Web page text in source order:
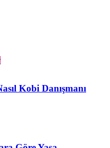
Kobi Danışmanı